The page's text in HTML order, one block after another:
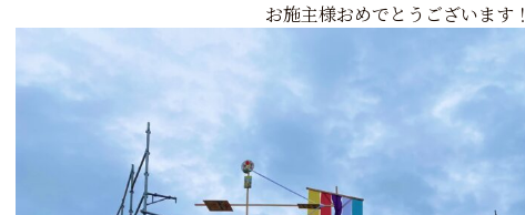
お施主様おめでとうございます！